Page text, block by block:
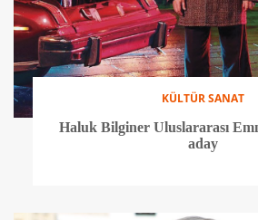
KÜLTÜR SANAT
Haluk Bilginer Uluslararası
aday